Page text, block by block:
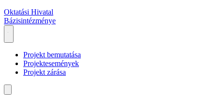
Oktatási Hivatal
Bázisintézménye
Projekt bemutatása
Projektesemények
Projekt zárása